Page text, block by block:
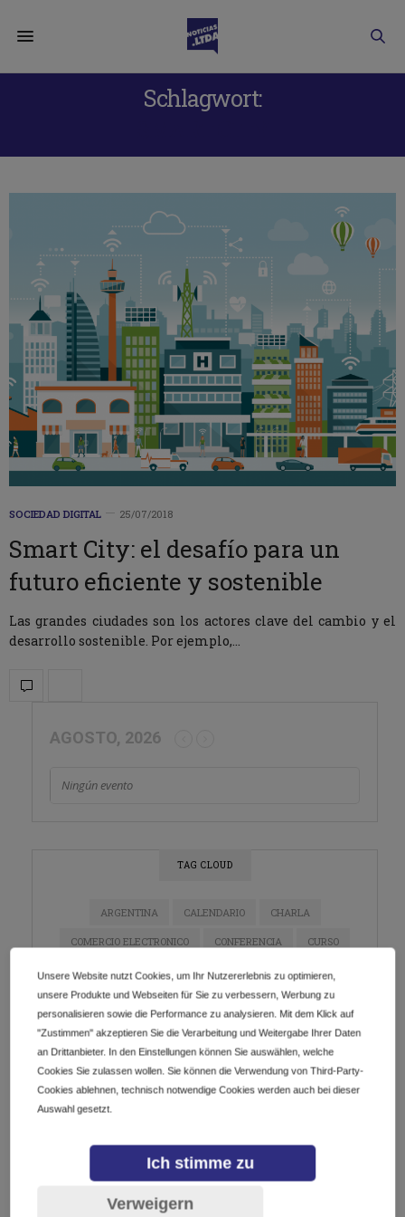
Schlagwort:
SOCIEDAD DIGITAL 25/07/2018
Smart City: el desafío para un
futuro eficiente y sostenible
Las grandes ciudades son los actores clave del cambio y el
desarrollo sostenible. Por ejemplo,…
AGOSTO, 2026
Ningún evento
TAG CLOUD
ARGENTINA CALENDARIO CHARLA
COMERCIO ELECTRONICO CONFERENCIA CURSO
DIGITALIZACIÓN DOMINIOS E-COMMERCE
ECOMMERCE EMPRENDEDORES EMPRENDIMIENTO
ESTRATEGIA DE MARKETING EVENTO
EVENTO EN LÍNEA EVENTOS GETDOTLTDA
GETDOTSRL ICANN INDUSTRIA DE DOMINIOS
INNOVACIÓN
MARKETING MARKETING DE CONTENIDO
MARKETING DIGITAL MÉXICO
NETWORKING PYMES
Unsere Website nutzt Cookies, um Ihr Nutzererlebnis zu optimieren,
unsere Produkte und Webseiten für Sie zu verbessern, Werbung zu
personalisieren sowie die Performance zu analysieren. Mit dem Klick auf
"Zustimmen" akzeptieren Sie die Verarbeitung und Weitergabe Ihrer Daten
an Drittanbieter. In den Einstellungen können Sie auswählen, welche
Cookies Sie zulassen wollen. Sie können die Verwendung von Third-Party-
Cookies ablehnen, technisch notwendige Cookies werden auch bei dieser
Auswahl gesetzt.
Ich stimme zu
Verweigern